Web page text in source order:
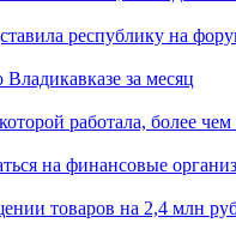
республику на
за месяц
работала, более
на финансовые
товаров на 2,4 млн